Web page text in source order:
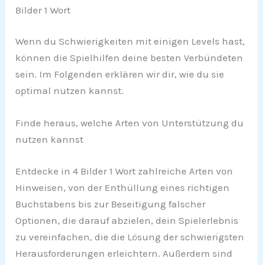
Bilder 1 Wort
Wenn du Schwierigkeiten mit einigen Levels hast,
können die Spielhilfen deine besten Verbündeten
sein. Im Folgenden erklären wir dir, wie du sie
optimal nutzen kannst.
Finde heraus, welche Arten von Unterstützung du
nutzen kannst
Entdecke in 4 Bilder 1 Wort zahlreiche Arten von
Hinweisen, von der Enthüllung eines richtigen
Buchstabens bis zur Beseitigung falscher
Optionen, die darauf abzielen, dein Spielerlebnis
zu vereinfachen, die die Lösung der schwierigsten
Herausforderungen erleichtern. Außerdem sind